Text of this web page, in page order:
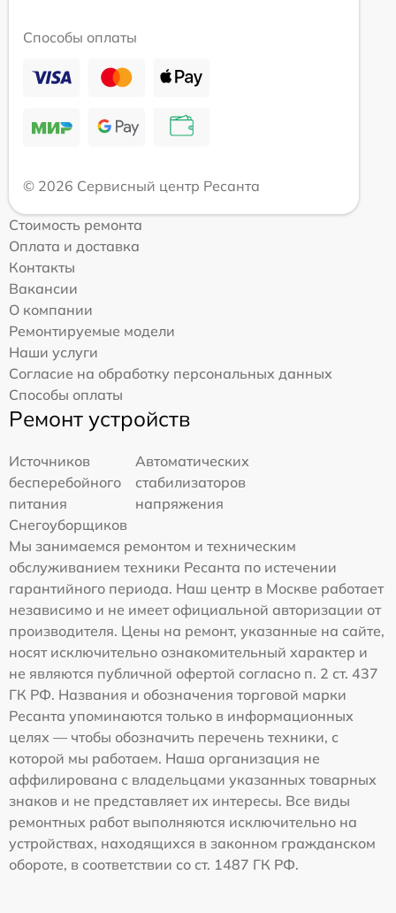
Способы оплаты
© 2026 Сервисный центр Ресанта
Стоимость ремонта
Оплата и доставка
Контакты
Вакансии
О компании
Ремонтируемые модели
Наши услуги
Согласие на обработку персональных данных
Способы оплаты
Ремонт устройств
Источников
бесперебойного
питания
Автоматических
стабилизаторов
напряжения
Снегоуборщиков
Мы занимаемся ремонтом и техническим
обслуживанием техники Ресанта по истечении
гарантийного периода. Наш центр в Москве работает
независимо и не имеет официальной авторизации от
производителя. Цены на ремонт, указанные на сайте,
носят исключительно ознакомительный характер и
не являются публичной офертой согласно п. 2 ст. 437
ГК РФ. Названия и обозначения торговой марки
Ресанта упоминаются только в информационных
целях — чтобы обозначить перечень техники, с
которой мы работаем. Наша организация не
аффилирована с владельцами указанных товарных
знаков и не представляет их интересы. Все виды
ремонтных работ выполняются исключительно на
устройствах, находящихся в законном гражданском
обороте, в соответствии со ст. 1487 ГК РФ.